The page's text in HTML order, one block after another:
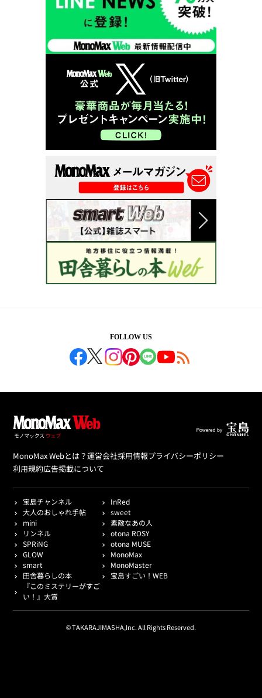
FOLLOW US
MonoMax Webとは？運営会社採用情報プライバシーポリシー
利用規約広告掲載について
宝島チャンネル
InRed
大人のおしゃれ手帖
sweet
mini
素敵なあの人
リンネル
otona ROSY
SPRiNG
otona MUSE
GLOW
MonoMax
smart
MonoMaster
田舎暮らしの本
宝島すごい！WEB
『このミステリーがすご
い！』大賞
© TAKARAJIMASHA,Inc. All Rights Reserved.